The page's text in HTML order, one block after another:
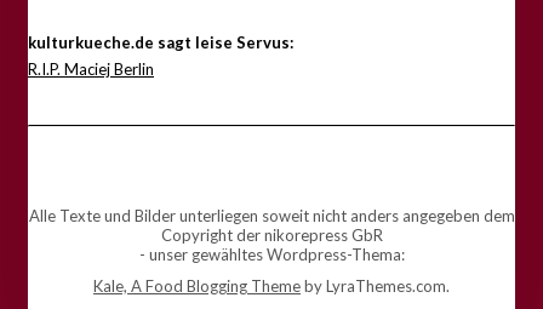
kulturkueche.de sagt leise Servus:
R.I.P. Maciej Berlin
Alle Texte und Bilder unterliegen soweit nicht anders angegeben dem
Copyright der nikorepress GbR
- unser gewähltes Wordpress-Thema:
Kale, A Food Blogging Themeby LyraThemes.com.